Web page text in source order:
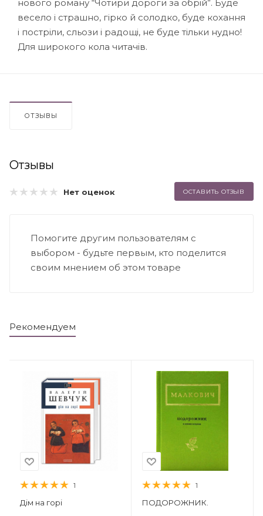
нового роману “Чотири дороги за обрій”. Буде
весело і страшно, гірко й солодко, буде кохання
і постріли, сльози і радощі, не буде тільки нудно!
Для широкого кола читачів.
ОТЗЫВЫ
Отзывы
Нет оценок ОСТАВИТЬ ОТЗЫВ
Помогите другим пользователям с
выбором - будьте первым, кто поделится
своим мнением об этом товаре
Рекомендуем
1
Дім на горі
1
ПОДОРОЖНИК.